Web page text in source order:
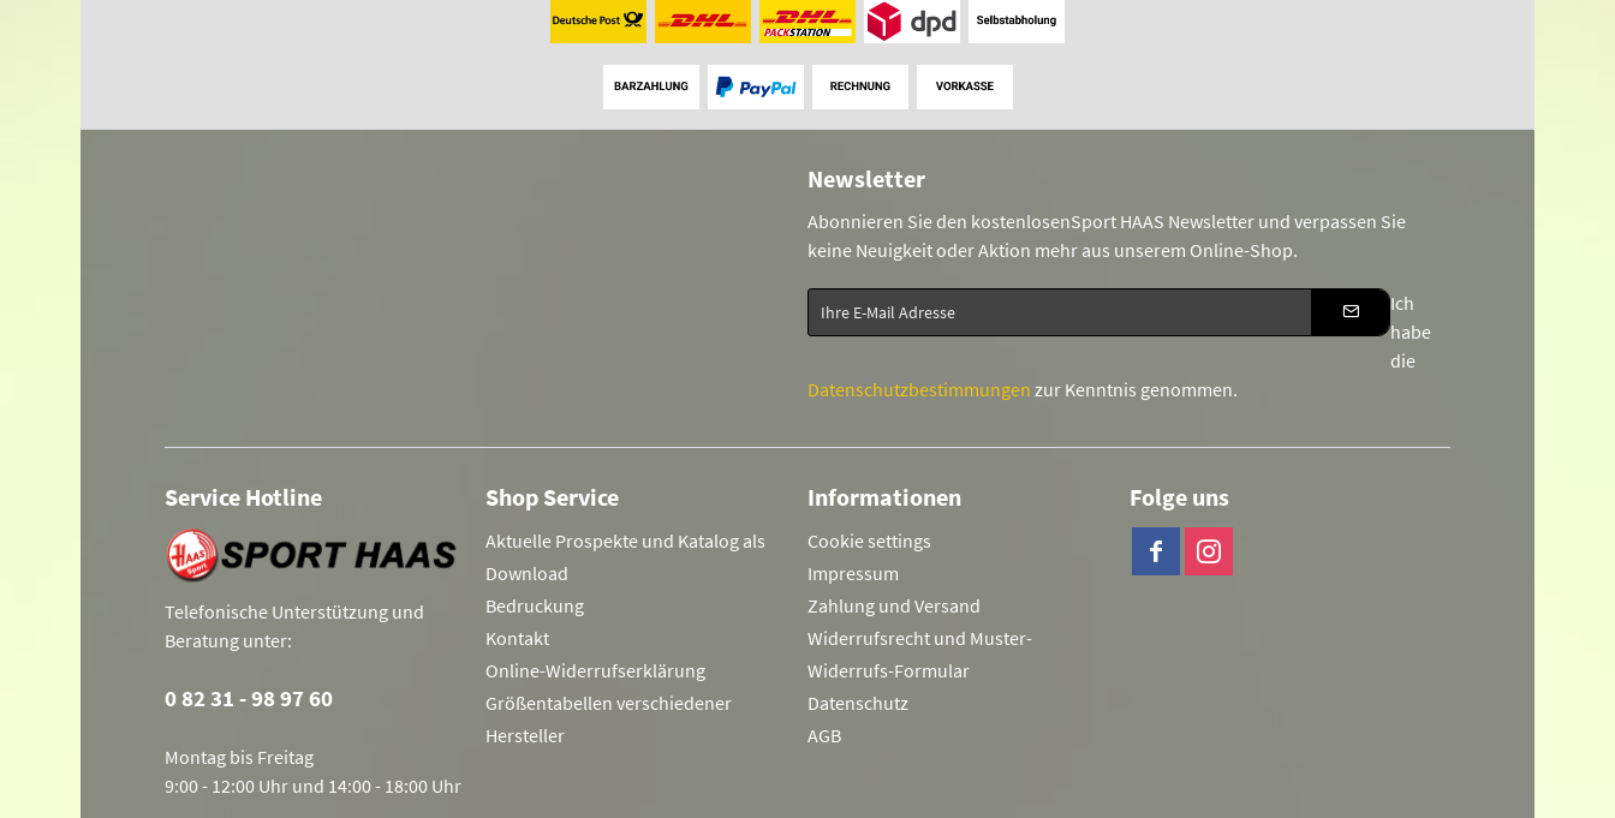
Newsletter
Abonnieren Sie den kostenlosenSport HAAS Newsletter und verpassen Sie
keine Neuigkeit oder Aktion mehr aus unserem Online-Shop.
Ich
habe
die
Datenschutzbestimmungen zur Kenntnis genommen.
Service Hotline
Telefonische Unterstützung und
Beratung unter:
0 82 31 - 98 97 60
Montag bis Freitag
9:00 - 12:00 Uhr und 14:00 - 18:00 Uhr
Shop Service
Aktuelle Prospekte und Katalog als
Download
Bedruckung
Kontakt
Online-Widerrufserklärung
Größentabellen verschiedener
Hersteller
Informationen
Cookie settings
Impressum
Zahlung und Versand
Widerrufsrecht und Muster-
Widerrufs-Formular
Datenschutz
AGB
Folge uns